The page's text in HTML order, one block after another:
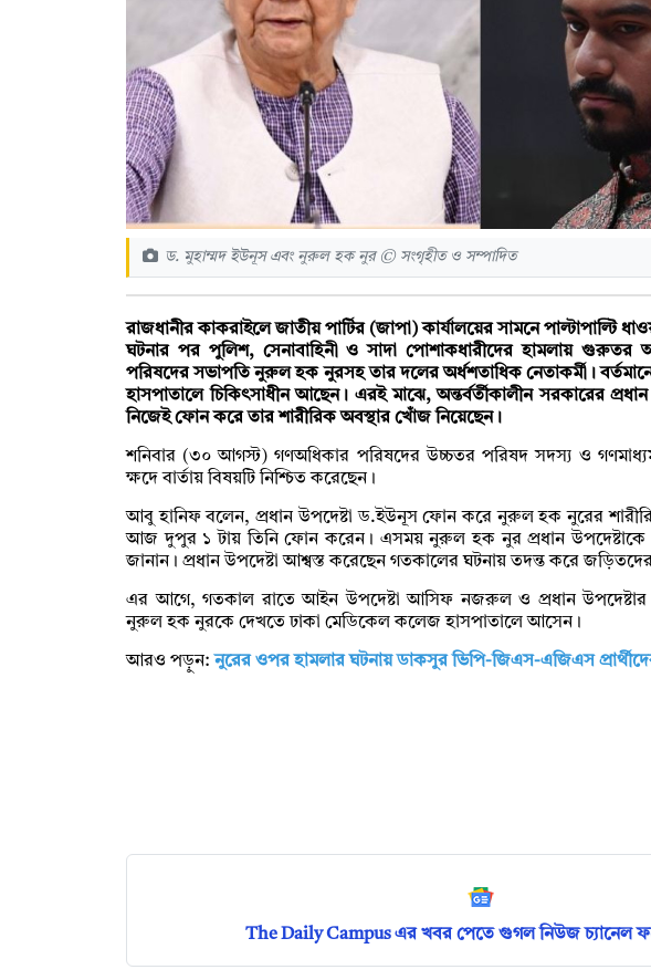
ড. মুহাম্মদ ইউনূস এবং নুরুল হক নুর © সংগৃহীত ও সম্পাদিত
রাজধানীর কাকরাইলে জাতীয় পার্টির (জাপা) কার্যালয়ের সামনে পাল্টাপাল্টি
ঘটনার পর পুলিশ, সেনাবাহিনী ও সাদা পোশাকধারীদের হামলায়
পরিষদের সভাপতি নুরুল হক নুরসহ তার দলের অর্ধশতাধিক নেতাকর্মী।
হাসপাতালে চিকিৎসাধীন আছেন। এরই মাঝে, অন্তর্বর্তীকালীন সরকারের
নিজেই ফোন করে তার শারীরিক অবস্থার খোঁজ নিয়েছেন।
শনিবার (৩০ আগস্ট) গণঅধিকার পরিষদের উচ্চতর পরিষদ সদস্য ও
ক্ষদে বার্তায় বিষয়টি নিশ্চিত করেছেন।
আবু হানিফ বলেন, প্রধান উপদেষ্টা ড.ইউনূস ফোন করে নুরুল হক নুরের
আজ দুপুর ১ টায় তিনি ফোন করেন। এসময় নুরুল হক নুর প্রধান উপদেষ্টাকে
জানান। প্রধান উপদেষ্টা আশ্বস্ত করেছেন গতকালের ঘটনায় তদন্ত করে জড়িতদের
এর আগে, গতকাল রাতে আইন উপদেষ্টা আসিফ নজরুল ও প্রধান
নুরুল হক নুরকে দেখতে ঢাকা মেডিকেল কলেজ হাসপাতালে আসেন।
আরও পড়ুন:নুরের ওপর হামলার ঘটনায় ডাকসুর ভিপি-জিএস-এজিএস প্রার্থীদের
The Daily Campus এর খবর পেতে গুগল নিউজ চ্যানেল